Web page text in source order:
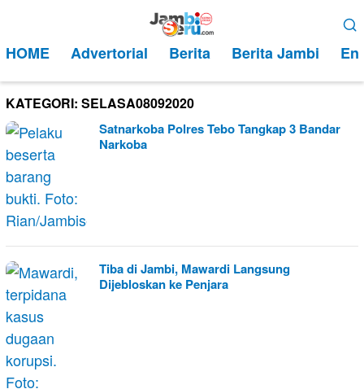
kontenMobile
HOME Advertorial Berita Berita Jambi
KATEGORI: SELASA08092020
Satnarkoba Polres Tebo Tangkap 3 Bandar
Narkoba
Tiba di Jambi, Mawardi Langsung
Dijebloskan ke Penjara